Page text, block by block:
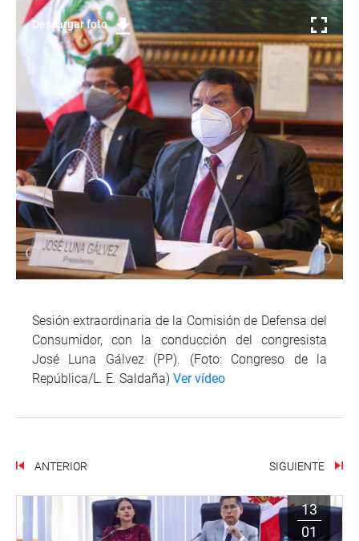
Descargar foto
Sesión extraordinaria de la Comisión de Defensa del
Consumidor, con la conducción del congresista
José Luna Gálvez (PP). (Foto: Congreso de la
República/L. E. Saldaña) Ver vídeo
ANTERIOR SIGUIENTE
13
01